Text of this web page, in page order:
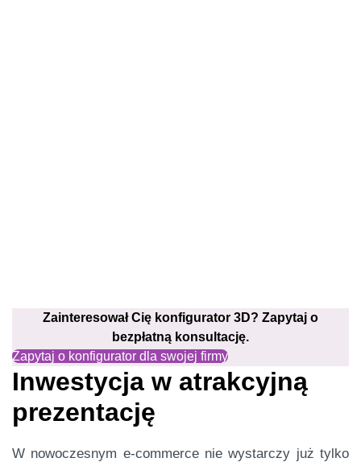
Zainteresował Cię konfigurator 3D? Zapytaj o
bezpłatną konsultację.
Zapytaj o konfigurator dla swojej firmy
Inwestycja w atrakcyjną
prezentację
W nowoczesnym e-commerce nie wystarczy już tylko